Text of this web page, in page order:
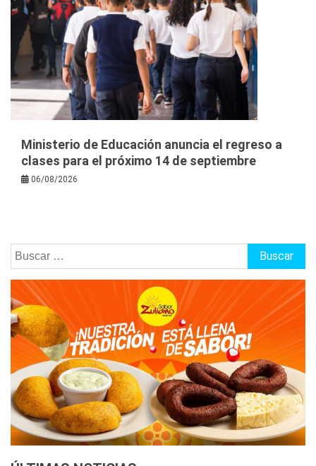
Ministerio de Educación anuncia el regreso a
clases para el próximo 14 de septiembre
06/08/2026
Buscar: